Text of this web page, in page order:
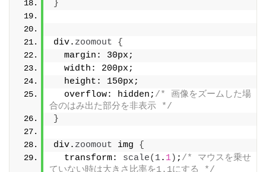
}
div. zoomout
{
  margin: 30px;
  width: 200px;
  height: 150px;
  overflow: hidden;
/* 画像をズームした場
合のはみ出た部分を非表示 */
}
div. zoomout img {
  transform:
scale( 1. 1) ; /* マウスを乗せ